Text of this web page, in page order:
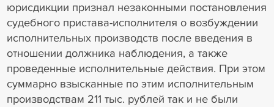
юрисдикции признал незаконными постановления
судебного пристава-исполнителя о возбуждении
исполнительных производств после введения в
отношении должника наблюдения, а также
проведенные исполнительные действия. При этом
суммарно взысканные по этим исполнительным
производствам 211 тыс. рублей так и не были